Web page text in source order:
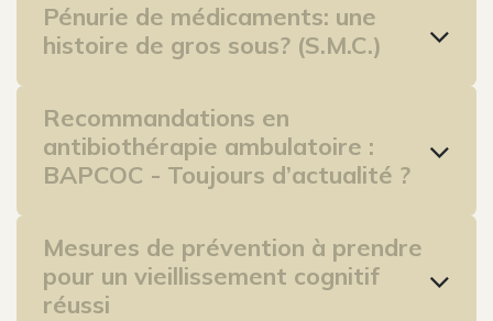
Pénurie de médicaments: une
histoire de gros sous? (S.M.C.)
Recommandations en
antibiothérapie ambulatoire :
BAPCOC - Toujours d’actualité ? ​
Mesures de prévention à prendre
pour un vieillissement cognitif
réussi